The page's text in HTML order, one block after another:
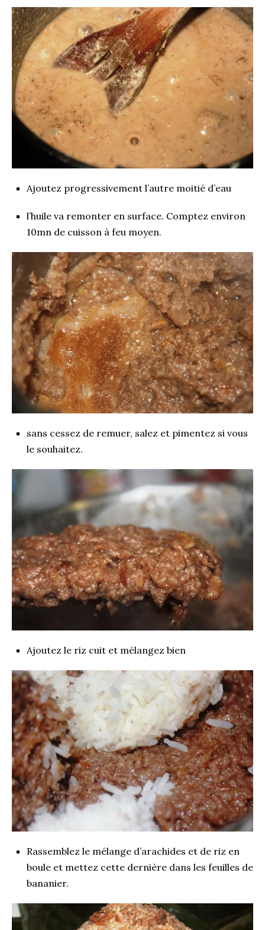
Ajoutez progressivement l’autre moitié d’eau
l’huile va remonter en surface. Comptez environ
10mn de cuisson à feu moyen.
sans cessez de remuer, salez et pimentez si vous
le souhaitez.
Ajoutez le riz cuit et mélangez bien
Rassemblez le mélange d’arachides et de riz en
boule et mettez cette dernière dans les feuilles de
bananier.